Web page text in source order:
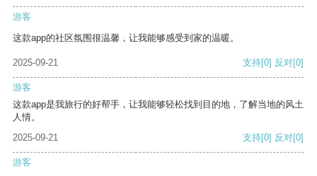
游客
这款app的社区氛围很温馨，让我能够感受到家的温暖。
2025-09-21 支持[0] 反对[0]
游客
这款app是我旅行的好帮手，让我能够轻松找到目的地，了解当地的风土
人情。
2025-09-21
支持[0] 反对[0]
游客